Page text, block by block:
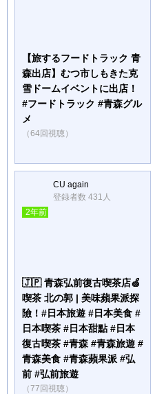
【旅するフードトラック 青
森出店】むつ市しもきた克
雪ドームイベントに出店！
#フードトラック #青森グル
メ
（64回視聴）
CU again
登録者数 431人
2年前
🇯🇵 青森弘前復古喫茶店🍏
喫茶 北の郭 | 美味蘋果派探
險！#日本旅遊 #日本美食 #
日本喫茶 #日本甜點 #日本
復古喫茶 #青森 #青森旅遊 #
青森美食 #青森蘋果派 #弘
前 #弘前旅遊
（77回視聴）